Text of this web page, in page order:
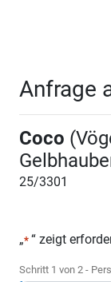
Anfrage
Coco
25/3301
„* “ zeigt
Schritt 1 von 2 -